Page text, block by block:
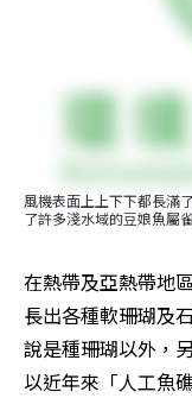
風機表面上上下下都長滿
了許多淺水域的豆娘魚屬
在熱帶及亞熱帶地
長出各種軟珊瑚及
說是種珊瑚以外，
以近年來「人工魚